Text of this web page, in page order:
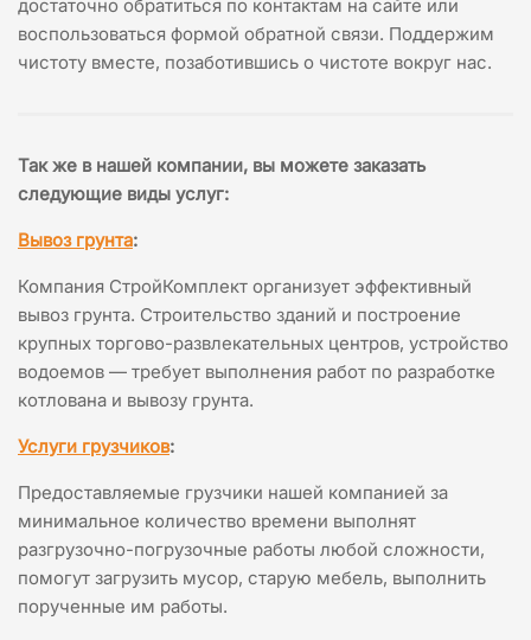
достаточно обратиться по контактам на сайте или
воспользоваться формой обратной связи. Поддержим
чистоту вместе, позаботившись о чистоте вокруг нас.
Так же в нашей компании, вы можете заказать
следующие виды услуг:
Вывоз грунта:
Компания СтройКомплект организует эффективный
вывоз грунта. Строительство зданий и построение
крупных торгово-развлекательных центров, устройство
водоемов — требует выполнения работ по разработке
котлована и вывозу грунта.
Услуги грузчиков:
Предоставляемые грузчики нашей компанией за
минимальное количество времени выполнят
разгрузочно-погрузочные работы любой сложности,
помогут загрузить мусор, старую мебель, выполнить
порученные им работы.